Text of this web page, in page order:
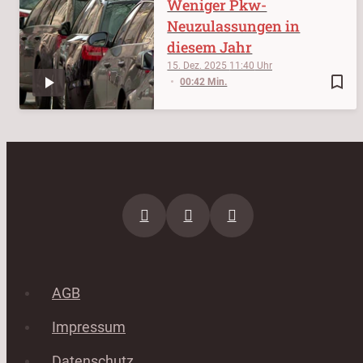
bookmark_border
15. Dez. 2025 11:40
00:42 Min.
Weniger Pkw-
Neuzulassungen in
diesem Jahr
AGB
Impressum